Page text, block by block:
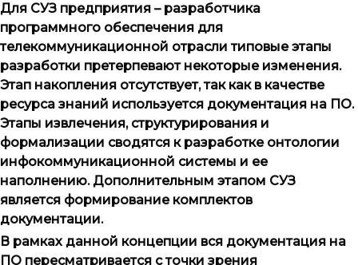
Для СУЗ предприятия – разработчика
программного обеспечения для
телекоммуникационной отрасли типовые этапы
разработки претерпевают некоторые изменения.
Этап накопления отсутствует, так как в качестве
ресурса знаний используется документация на ПО.
Этапы извлечения, структурирования и
формализации сводятся к разработке онтологии
инфокоммуникационной системы и ее
наполнению. Дополнительным этапом СУЗ
является формирование комплектов
документации.
В рамках данной концепции вся документация на
ПО пересматривается с точки зрения